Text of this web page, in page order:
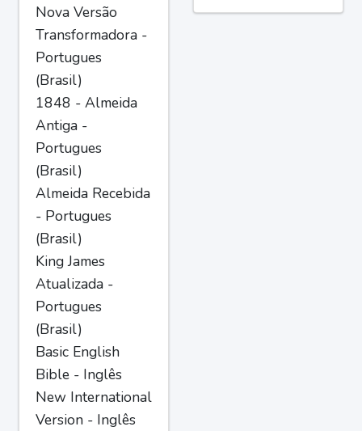
Nova Versão
Transformadora -
Portugues
(Brasil)
1848 - Almeida
Antiga -
Portugues
(Brasil)
Almeida Recebida
- Portugues
(Brasil)
King James
Atualizada -
Portugues
(Brasil)
Basic English
Bible - Inglês
New International
Version - Inglês